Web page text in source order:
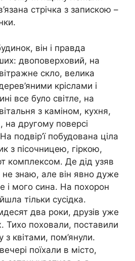
стрічка з запискою –
він і правда
двоповерховий, на
скло, велика
кріслами і
все було світле, на
з каміном, кухня,
на другому поверсі
подвір’ї побудована ціла
з пісочницею, гіркою,
комплексом. Де дід узяв
не знаю, але він явно дуже
і мого сина. На похорон
тільки сусідка.
два роки, друзів уже
Тихо поховали, поставили
квітами, пом’янули.
поїхали в місто,